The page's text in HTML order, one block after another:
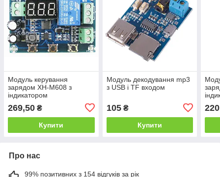
Модуль керування
зарядом XH-M608 з
індикатором
269,50 ₴
Купити
Модуль декодування mp3
з USB і TF входом
105₴
Купити
Про нас
99% позитивних з 154 відгуків за рік